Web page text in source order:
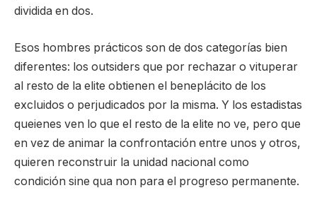
dividida en dos.
Esos hombres prácticos son de dos categorías bien
diferentes: los outsiders que por rechazar o vituperar
al resto de la elite obtienen el beneplácito de los
excluidos o perjudicados por la misma. Y los estadistas
queienes ven lo que el resto de la elite no ve, pero que
en vez de animar la confrontación entre unos y otros,
quieren reconstruir la unidad nacional como
condición sine qua non para el progreso permanente.